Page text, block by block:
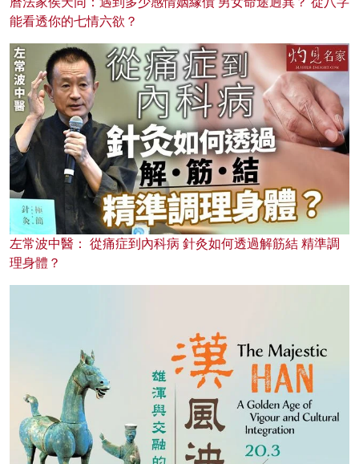
能看透你的七情六欲？
左常波中醫： 從痛症到內科病 針灸如何透過解筋結 精準調
理身體？